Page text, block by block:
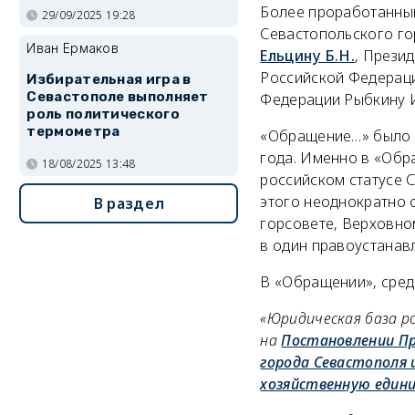
Более
Севастопольского
Ельцину Б.Н.,
Российской
Федерации Рыбкину
«Обращение…» было
года. Именно в
российском статусе
этого неоднократно
горсовете,
в один
В «Обращении»,
«Юридическая база
наПостановлении
города
хозяйственную
29/09/2025 19:28
Иван Ермаков
Избирательная игра в
Севастополе выполняет
роль политического
термометра
18/08/2025 13:48
В раздел